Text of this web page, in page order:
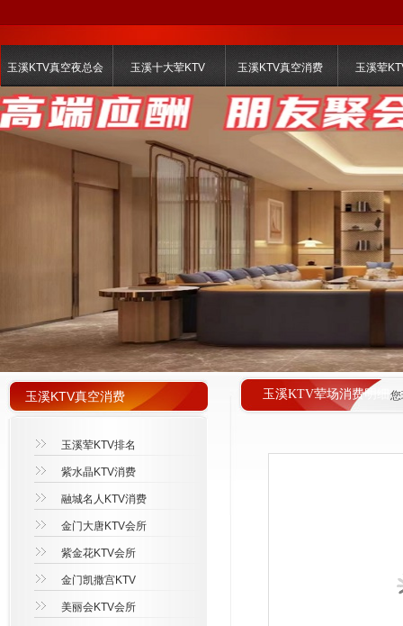
玉溪KTV真空夜总会 玉溪十大荤KTV 玉溪KTV真空消费 玉溪荤
玉溪KTV荤场消费明细
玉溪KTV真空消费
玉溪荤KTV排名
紫水晶KTV消费
融城名人KTV消费
金门大唐KTV会所
紫金花KTV会所
金门凯撒宫KTV
美丽会KTV会所